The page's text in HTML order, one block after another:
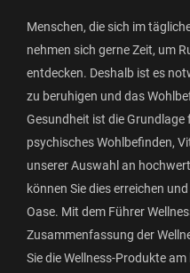
Menschen, die sich im
nehmen sich gerne Zeit, um
entdecken. Deshalb ist es
zu beruhigen und das
Gesundheit ist die Grundlage
psychisches Wohlbefinden,
unserer Auswahl an
können Sie dies erreichen
Oase. Mit dem Führer
Zusammenfassung der
Sie die Wellness-Produkte